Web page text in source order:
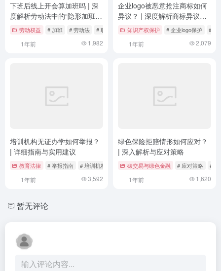
下班后线上开会算加班吗 | 深
度解析劳动法中的“隐形加班”
问题劳动权益 # 加班 # 劳动法 # 职场权益
1年前 1,982
企业logo被恶意抢注商标如何
异议？ | 深度解析商标异议的
法律路径与实操策略
知识产权保护 # 企业logo保护 # 商
1年前 2,079
培训机构无证办学如何举报？
| 详细指南与实用建议
教育法律 # 举报指南 # 培训机构 # 无证办学
1年前 3,592
绿色保险拒赔情形如何应对？
| 深入解析与应对策略
碳交易与绿色金融 # 应对策略 # 拒
1年前 1,620
暂无评论